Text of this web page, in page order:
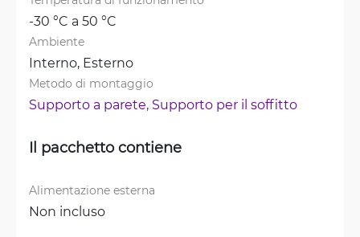
-30 °C a 50 °C
Ambiente
Interno, Esterno
Metodo di montaggio
Supporto a parete, Supporto per il soffitto
Il pacchetto contiene
Alimentazione esterna
Non incluso